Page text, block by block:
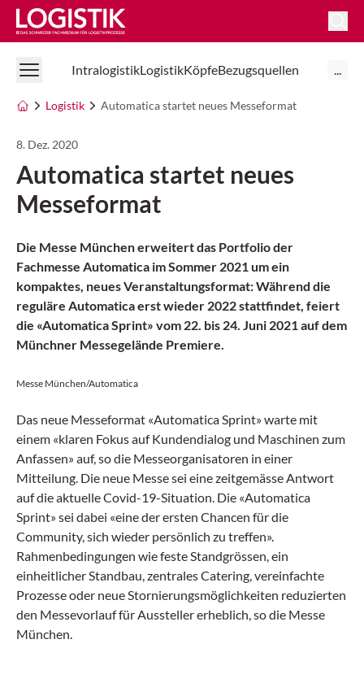
Logistik Online
IntralogistikLogistikKöpfeBezugsquellen ...
Logistik Automatica startet neues Messeformat
8. Dez. 2020
Automatica startet neues
Messeformat
Die Messe München erweitert das Portfolio der
Fachmesse Automatica im Sommer 2021 um ein
kompaktes, neues Veranstaltungsformat: Während die
reguläre Automatica erst wieder 2022 stattfindet, feiert
die «Automatica Sprint» vom 22. bis 24. Juni 2021 auf dem
Münchner Messegelände Premiere.
Messe München/Automatica
Das neue Messeformat «Automatica Sprint» warte mit
einem «klaren Fokus auf Kundendialog und Maschinen zum
Anfassen» auf, so die Messeorganisatoren in einer
Mitteilung. Die neue Messe sei eine zeitgemässe Antwort
auf die aktuelle Covid-19-Situation. Die «Automatica
Sprint» sei dabei «eine der ersten Chancen für die
Community, sich wieder persönlich zu treffen».
Rahmenbedingungen wie feste Standgrössen, ein
einheitlicher Standbau, zentrales Catering, vereinfachte
Prozesse oder neue Stornierungsmöglichkeiten reduzierten
den Messevorlauf für Aussteller erheblich, so die Messe
München.